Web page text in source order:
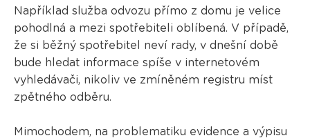
Například služba odvozu přímo z domu je velice
pohodlná a mezi spotřebiteli oblíbená. V případě,
že si běžný spotřebitel neví rady, v dnešní době
bude hledat informace spíše v internetovém
vyhledávači, nikoliv ve zmíněném registru míst
zpětného odběru.
Mimochodem, na problematiku evidence a výpisu